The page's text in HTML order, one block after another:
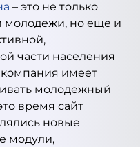
– это не только
молодежи, но еще и
части населения
имеет
молодежный
время сайт
новые
модули,